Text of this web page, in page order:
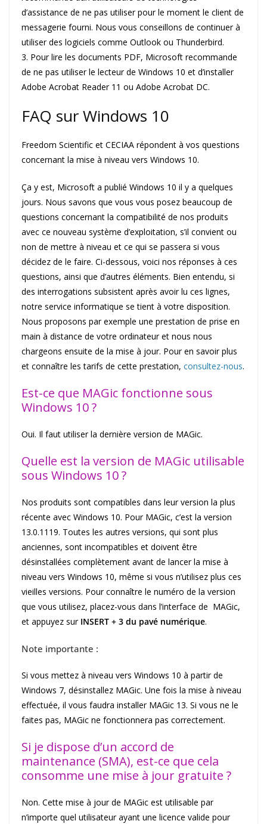
d’assistance de ne pas utiliser pour le moment le client de
messagerie fourni. Nous vous conseillons de continuer à
utiliser des logiciels comme Outlook ou Thunderbird.
3. Pour lire les documents PDF, Microsoft recommande
de ne pas utiliser le lecteur de Windows 10 et d’installer
Adobe Acrobat Reader 11 ou Adobe Acrobat DC.
FAQ sur Windows 10
Freedom Scientific et CECIAA répondent à vos questions
concernant la mise à niveau vers Windows 10.
Ça y est, Microsoft a publié Windows 10 il y a quelques
jours. Nous savons que vous vous posez beaucoup de
questions concernant la compatibilité de nos produits
avec ce nouveau système d’exploitation, s’il convient ou
non de mettre à niveau et ce qui se passera si vous
décidez de le faire. Ci-dessous, voici nos réponses à ces
questions, ainsi que d’autres éléments. Bien entendu, si
des interrogations subsistent après avoir lu ces lignes,
notre service informatique se tient à votre disposition.
Nous proposons par exemple une prestation de prise en
main à distance de votre ordinateur et nous nous
chargeons ensuite de la mise à jour. Pour en savoir plus
et connaître les tarifs de cette prestation, consultez-nous.
Est-ce que MAGic fonctionne sous
Windows 10 ?
Oui. Il faut utiliser la dernière version de MAGic.
Quelle est la version de MAGic utilisable
sous Windows 10 ?
Nos produits sont compatibles dans leur version la plus
récente avec Windows 10. Pour MAGic, c’est la version
13.0.1119. Toutes les autres versions, qui sont plus
anciennes, sont incompatibles et doivent être
désinstallées complètement avant de lancer la mise à
niveau vers Windows 10, même si vous n’utilisez plus ces
vieilles versions. Pour connaître le numéro de la version
que vous utilisez, placez-vous dans l’interface de MAGic,
et appuyez sur INSERT + 3 du pavé numérique.
Note importante :
Si vous mettez à niveau vers Windows 10 à partir de
Windows 7, désinstallez MAGic. Une fois la mise à niveau
effectuée, il vous faudra installer MAGic 13. Si vous ne le
faites pas, MAGic ne fonctionnera pas correctement.
Si je dispose d’un accord de
maintenance (SMA), est-ce que cela
consomme une mise à jour gratuite ?
Non. Cette mise à jour de MAGic est utilisable par
n’importe quel utilisateur ayant une licence valide pour